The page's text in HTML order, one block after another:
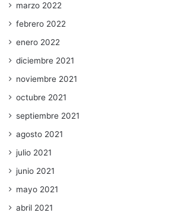
marzo 2022
febrero 2022
enero 2022
diciembre 2021
noviembre 2021
octubre 2021
septiembre 2021
agosto 2021
julio 2021
junio 2021
mayo 2021
abril 2021